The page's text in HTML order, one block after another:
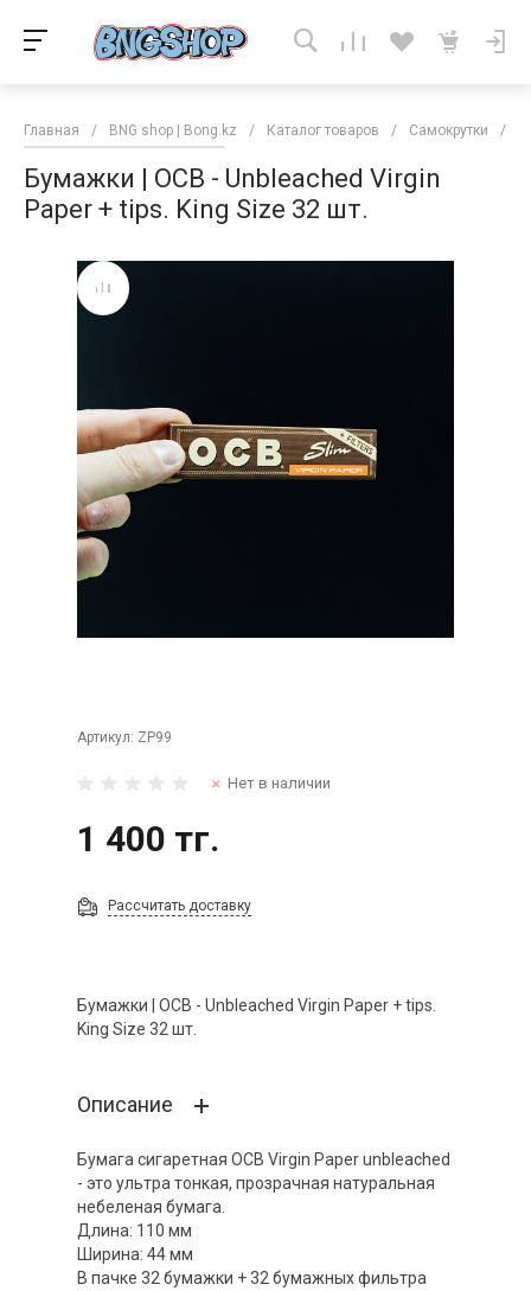
Главная / BNG shop | Bong.kz / Каталог товаров / Самокрутки /
Бумажки | OCB - Unbleached Virgin
Paper + tips. King Size 32 шт.
Артикул: ZP99
Нет в наличии
1 400 тг.
Рассчитать доставку
Бумажки | OCB - Unbleached Virgin Paper + tips.
King Size 32 шт.
Описание
Бумага сигаретная OCB Virgin Paper unbleached
- это ультра тонкая, прозрачная натуральная
небеленая бумага.
Длина: 110 мм
Ширина: 44 мм
В пачке 32 бумажки + 32 бумажных фильтра